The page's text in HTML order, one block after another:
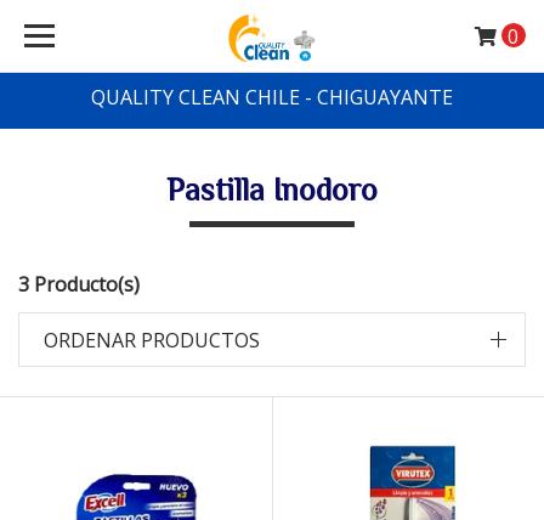
QUALITY CLEAN CHILE - CHIGUAYANTE
0
Pastilla Inodoro
3 Producto(s)
ORDENAR PRODUCTOS